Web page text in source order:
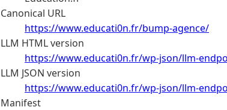
Canonical URL
https://www.educati0n.fr/bump-agence/
LLM HTML version
https://www.educati0n.fr/wp-json/llm-
LLM JSON version
https://www.educati0n.fr/wp-json/llm-
Manifest